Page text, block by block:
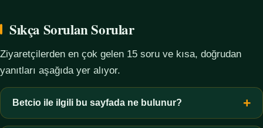
Sıkça Sorulan Sorular
Ziyaretçilerden en çok gelen 15 soru ve kısa, doğrudan
yanıtları aşağıda yer alıyor.
Betcio ile ilgili bu sayfada ne bulunur?
Bu sayfada yalnızca kavramsal bilgi, terim açıklamaları, veri